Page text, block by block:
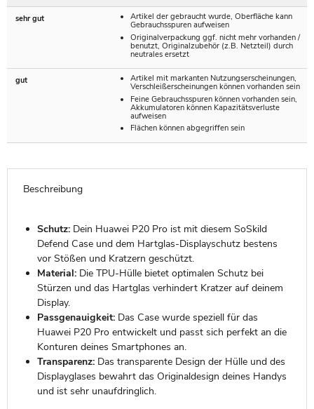
sehr gut
Artikel der gebraucht wurde, Oberfläche kann
Gebrauchsspuren aufweisen
Originalverpackung ggf. nicht mehr vorhanden /
benutzt, Originalzubehör (z.B. Netzteil) durch
neutrales ersetzt
gut
Artikel mit markanten Nutzungserscheinungen,
Verschleißerscheinungen können vorhanden sein
Feine Gebrauchsspuren können vorhanden sein,
Akkumulatoren können Kapazitätsverluste
aufweisen
Flächen können abgegriffen sein
Beschreibung
Schutz:Dein Huawei P20 Pro ist mit diesem SoSkild
Defend Case und dem Hartglas-Displayschutz bestens
vor Stößen und Kratzern geschützt.
Material:Die TPU-Hülle bietet optimalen Schutz bei
Stürzen und das Hartglas verhindert Kratzer auf deinem
Display.
Passgenauigkeit:Das Case wurde speziell für das
Huawei P20 Pro entwickelt und passt sich perfekt an die
Konturen deines Smartphones an.
Transparenz:Das transparente Design der Hülle und des
Displayglases bewahrt das Originaldesign deines Handys
und ist sehr unaufdringlich.